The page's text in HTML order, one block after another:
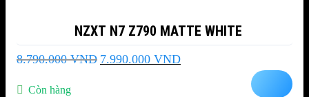
NZXT N7 Z790 MATTE WHITE
8.790.000VND Giá
7.990.000 VNDGiá
Còn hàng